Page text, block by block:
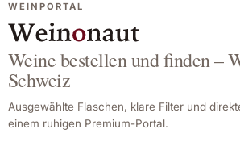
WEINPORTAL
Weine bestellen und finden –
Schweiz
Ausgewählte Flaschen, klare Filter und
einem ruhigen Premium-Portal.